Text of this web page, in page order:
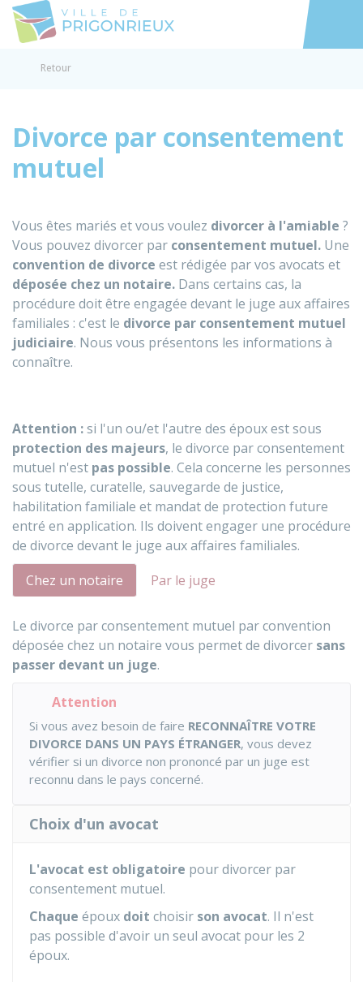
Accéder
Retour
Divorce par consentement
mutuel
Vous êtes mariés et vous voulez divorcer à l'amiable ?
Vous pouvez divorcer par consentement mutuel. Une
convention de divorce est rédigée par vos avocats et
déposée chez un notaire. Dans certains cas, la
procédure doit être engagée devant le juge aux affaires
familiales : c'est le divorce par consentement mutuel
judiciaire. Nous vous présentons les informations à
connaître.
Attention :si l'un ou/et l'autre des époux est sous
protection des majeurs, le divorce par consentement
mutuel n'est pas possible. Cela concerne les personnes
sous tutelle, curatelle, sauvegarde de justice,
habilitation familiale et mandat de protection future
entré en application. Ils doivent engager une procédure
de divorce devant le juge aux affaires familiales.
Chez un notaire
Par le juge
Le divorce par consentement mutuel par convention
déposée chez un notaire vous permet de divorcer sans
passer devant un juge.
Attention
Si vous avez besoin de faire RECONNAÎTRE VOTRE
DIVORCE DANS UN PAYS ÉTRANGER, vous devez
vérifier si un divorce non prononcé par un juge est
reconnu dans le pays concerné.
Choix d'un avocat
L'avocat est obligatoire pour divorcer par
consentement mutuel.
Chaque époux doit choisir son avocat. Il n'est
pas possible d'avoir un seul avocat pour les 2
époux.